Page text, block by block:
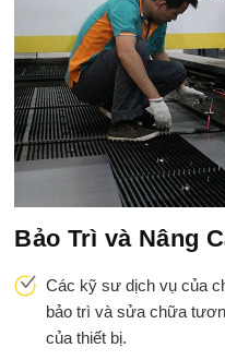
Bảo Trì và Nâng
Các kỹ sư dịch vụ của
bảo trì và sửa chữa
của thiết bị.